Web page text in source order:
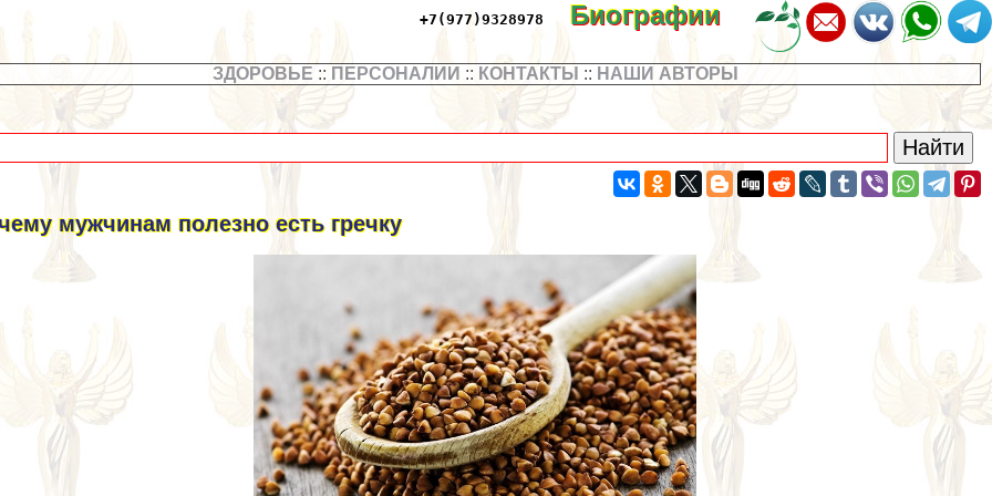
+7(977)9328978 Биографии
ЗДОРОВЬЕ :: ПЕРСОНАЛИИ :: КОНТАКТЫ :: НАШИ АВТОРЫ
мужчинам полезно есть гречку